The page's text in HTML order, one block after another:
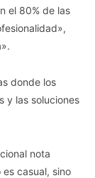
el 80% de las
donde los
y las soluciones
nota
casual, sino